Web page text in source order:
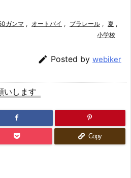
ガンマ , オートバイ , プラレール , 夏 ,
小学校
 Posted by webiker
いします
Copy